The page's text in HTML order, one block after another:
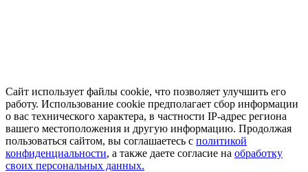
Сайт использует файлы cookie, что позволяет улучшить его
работу. Использование cookie предполагает сбор информации
о вас технического характера, в частности IP-адрес региона
вашего местоположения и другую информацию. Продолжая
пользоваться сайтом, вы соглашаетесь с политикой
конфиденциальности, а также даете согласие на обработку
своих персональных данных.